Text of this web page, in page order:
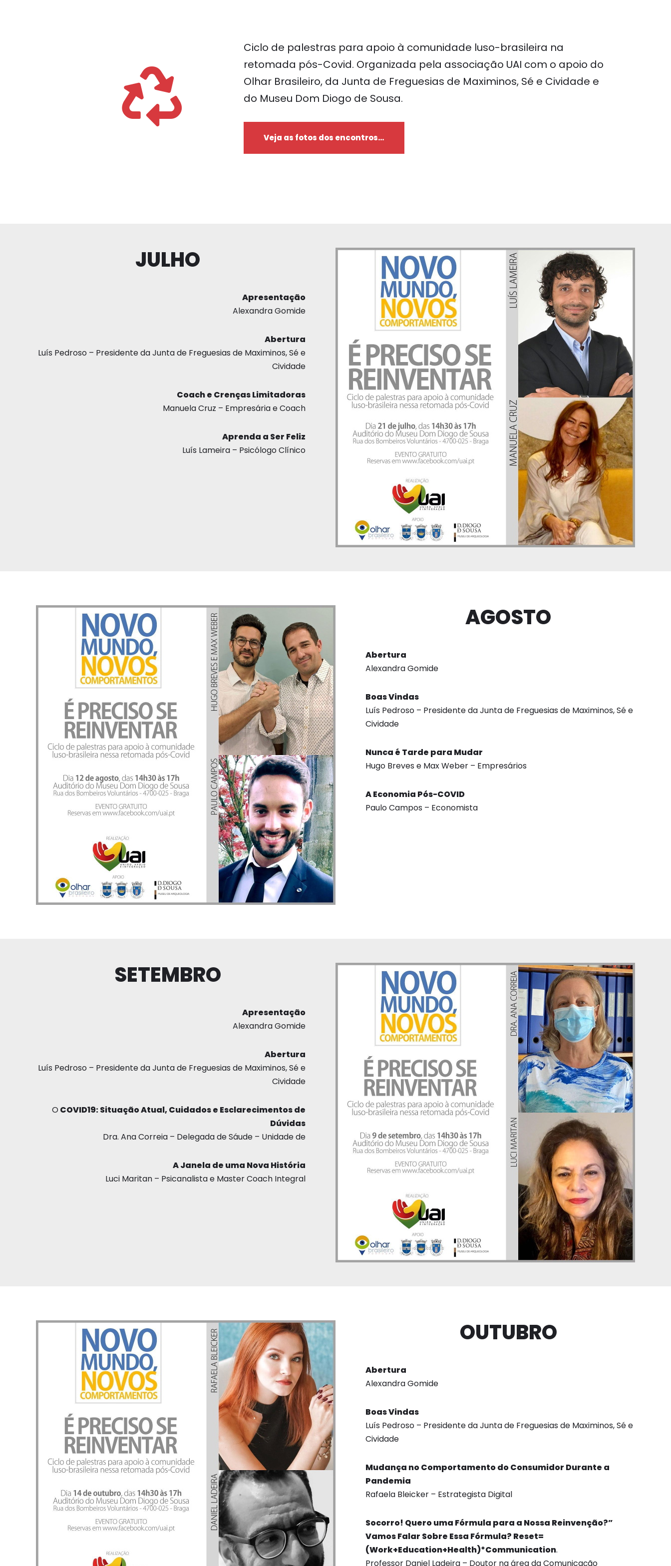
Ciclo de palestras para apoio à comunidade luso-brasileira na
retomada pós-Covid. Organizada pela associação UAI com o apoio do
Olhar Brasileiro, da Junta de Freguesias de Maximinos, Sé e Cividade e
do Museu Dom Diogo de Sousa.
Veja as fotos dos encontros…
JULHO
Apresentação
Alexandra Gomide
Abertura
Luís Pedroso – Presidente da Junta de Freguesias de Maximinos, Sé e
Cividade
Coach e Crenças Limitadoras
Manuela Cruz – Empresária e Coach
Aprenda a Ser Feliz
Luís Lameira – Psicólogo Clínico
AGOSTO
Abertura
Alexandra Gomide
Boas Vindas
Luís Pedroso – Presidente da Junta de Freguesias de Maximinos, Sé e
Cividade
Nunca é Tarde para Mudar
Hugo Breves e Max Weber – Empresários
A Economia Pós-COVID
Paulo Campos – Economista
SETEMBRO
Apresentação
Alexandra Gomide
Abertura
Luís Pedroso – Presidente da Junta de Freguesias de Maximinos, Sé e
Cividade
O COVID19: Situação Atual, Cuidados e Esclarecimentos de
Dúvidas
Dra. Ana Correia – Delegada de Sáude – Unidade de
A Janela de uma Nova História
Luci Maritan – Psicanalista e Master Coach Integral
OUTUBRO
Abertura
Alexandra Gomide
Boas Vindas
Luís Pedroso – Presidente da Junta de Freguesias de Maximinos, Sé e
Cividade
Mudança no Comportamento do Consumidor Durante a
Pandemia
Rafaela Bleicker – Estrategista Digital
Socorro! Quero uma Fórmula para a Nossa Reinvenção?”
Vamos Falar Sobre Essa Fórmula? Reset=
(Work+Education+Health)*Communication.
Professor Daniel Ladeira – Doutor na área da Comunicação